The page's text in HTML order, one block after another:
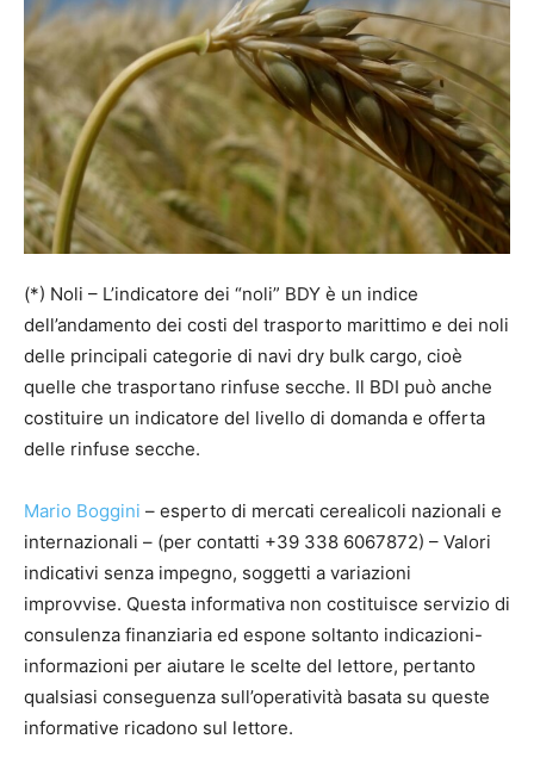
(*) Noli – L’indicatore dei “noli” BDY è un indice
dell’andamento dei costi del trasporto marittimo e dei noli
delle principali categorie di navi dry bulk cargo, cioè
quelle che trasportano rinfuse secche. Il BDI può anche
costituire un indicatore del livello di domanda e offerta
delle rinfuse secche.
Mario Boggini – esperto di mercati cerealicoli nazionali e
internazionali – (per contatti +39 338 6067872) – Valori
indicativi senza impegno, soggetti a variazioni
improvvise. Questa informativa non costituisce servizio di
consulenza finanziaria ed espone soltanto indicazioni-
informazioni per aiutare le scelte del lettore, pertanto
qualsiasi conseguenza sull’operatività basata su queste
informative ricadono sul lettore.